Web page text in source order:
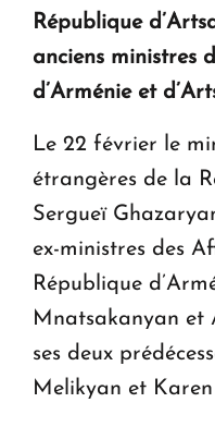
République
anciens ministres
d’Arménie et
Le 22 février le
étrangères de la
Sergueï
ex-ministres des
République
Mnatsakanyan et
ses deux
Melikyan et